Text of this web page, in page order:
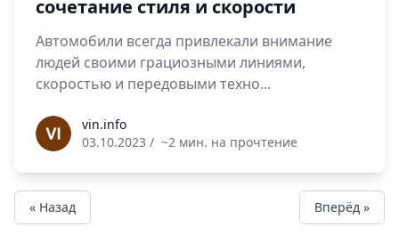
сочетание стиля и скорости
Автомобили всегда привлекали внимание
людей своими грациозными линиями,
скоростью и передовыми техно...
vin.infovin.info
03.10.2023 / ~2 мин. на прочтение
« Назад Вперёд »